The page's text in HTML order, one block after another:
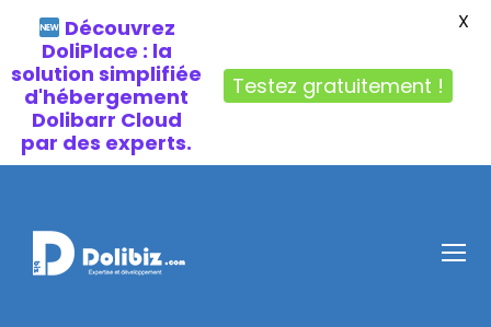
Découvrez
DoliPlace : la
solution simplifiée
d'hébergement
Dolibarr Cloud
par des experts.
Testez gratuitement !
X